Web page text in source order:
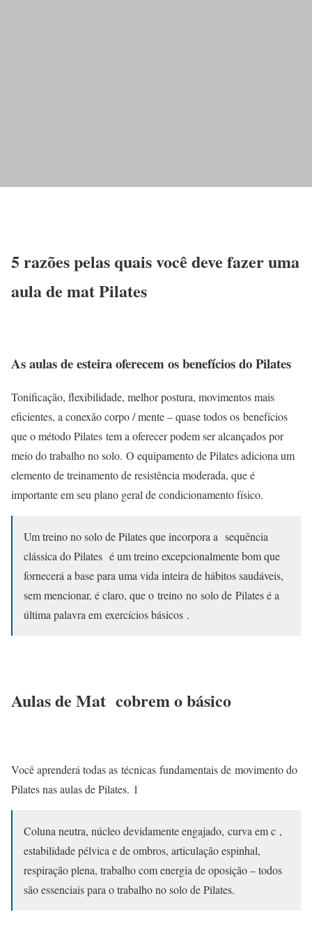
5 razões pelas quais você deve fazer uma
aula de mat Pilates
As aulas de esteira oferecem os benefícios do Pilates
Tonificação, flexibilidade, melhor postura, movimentos mais
eficientes, a conexão corpo / mente – quase todos os benefícios
que o método Pilates tem a oferecer podem ser alcançados por
meio do trabalho no solo. O equipamento de Pilates adiciona um
elemento de treinamento de resistência moderada, que é
importante em seu plano geral de condicionamento físico.
Um treino no solo de Pilates que incorpora a sequência
clássica do Pilates é um treino excepcionalmente bom que
fornecerá a base para uma vida inteira de hábitos saudáveis,
sem mencionar, é claro, que o treino no solo de Pilates é a
última palavra em exercícios básicos .
Aulas de Mat cobrem o básico
Você aprenderá todas as técnicas fundamentais de movimento do
Pilates nas aulas de Pilates. 1
Coluna neutra, núcleo devidamente engajado, curva em c ,
estabilidade pélvica e de ombros, articulação espinhal,
respiração plena, trabalho com energia de oposição – todos
são essenciais para o trabalho no solo de Pilates.